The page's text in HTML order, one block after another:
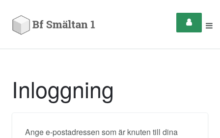
Inloggning
Ange e-postadressen som är knuten till dina